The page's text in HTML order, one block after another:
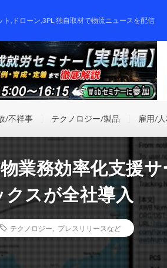
ト,ドローン,3PL,独自取材で物流ニュースを配信
/不祥事 テクノロジー/製品 雇用/
業務効率化支援
スが全社導入
テクノロジー プレスリリースなど